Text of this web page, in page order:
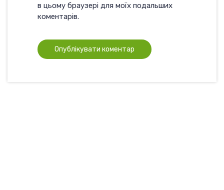
в цьому браузері для моїх подальших
коментарів.